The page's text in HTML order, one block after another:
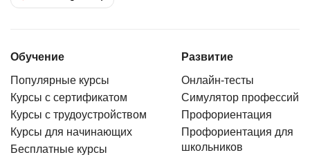
Обучение
Популярные курсы
Курсы с сертификатом
Курсы с трудоустройством
Курсы для начинающих
Бесплатные курсы
Развитие
Онлайн-тесты
Симулятор профессий
Профориентация
Профориентация для
школьников